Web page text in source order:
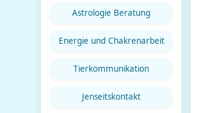
Astrologie Beratung
Energie und Chakrenarbeit
Tierkommunikation
Jenseitskontakt